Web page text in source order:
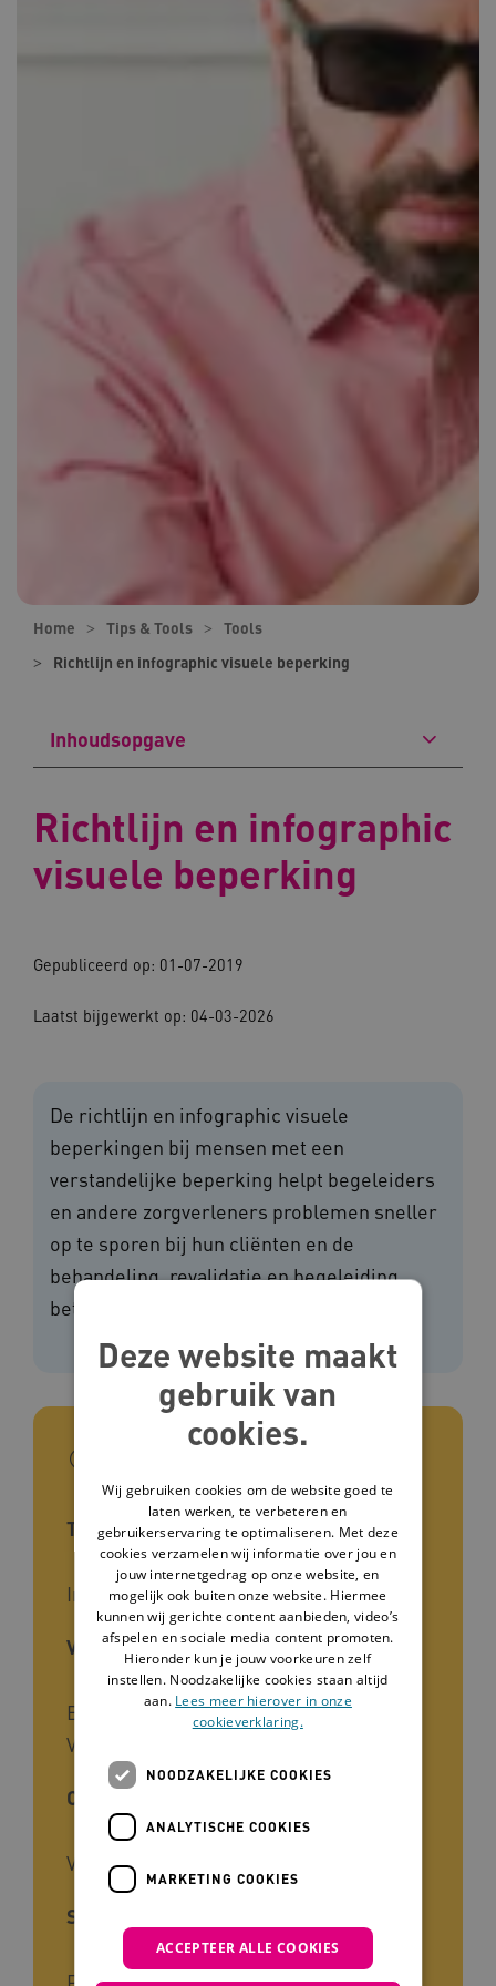
Home Tips & Tools
Tools
Richtlijn en infographic visuele beperking
Inhoudsopgave
Richtlijn en infographic
visuele beperking
Gepubliceerd op: 01-07-2019
Laatst bijgewerkt op: 04-03-2026
De richtlijn en infographic visuele
beperkingen bij mensen met een
verstandelijke beperking helpt begeleiders
en andere zorgverleners problemen sneller
op te sporen bij hun cliënten en de
behandeling, revalidatie en begeleiding
beter te organiseren.
In het kort
Type tool
Infographic
Voor wie
Begeleiders, Zorgverleners,
Verzorgenden
Cliëntgroep
Visuele beperking
Soort kennis
Deze website maakt
gebruik van
cookies.
Wij gebruiken cookies om de website goed te
laten werken, te verbeteren en
gebruikerservaring te optimaliseren. Met deze
cookies verzamelen wij informatie over jou en
jouw internetgedrag op onze website, en
mogelijk ook buiten onze website. Hiermee
kunnen wij gerichte content aanbieden, video’s
afspelen en sociale media content promoten.
Hieronder kun je jouw voorkeuren zelf
instellen. Noodzakelijke cookies staan altijd
aan. Lees meer hierover in onze
cookieverklaring.
NOODZAKELIJKE COOKIES
ANALYTISCHE COOKIES
MARKETING COOKIES
ACCEPTEER ALLE COOKIES